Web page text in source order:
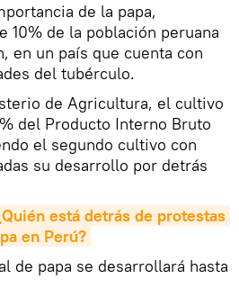
de la papa,
10% de la población peruana
en un país que cuenta con
del tubérculo.
de Agricultura, el cultivo
del Producto Interno Bruto
el segundo cultivo con
su desarrollo por detrás
está detrás de protestas
en Perú?
de papa se desarrollará hasta